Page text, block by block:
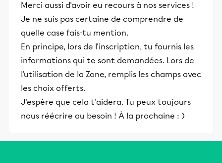
Merci aussi d'avoir eu recours à nos services !
Je ne suis pas certaine de comprendre de
quelle case fais-tu mention.
En principe, lors de l'inscription, tu fournis les
informations qui te sont demandées. Lors de
l'utilisation de la Zone, remplis les champs avec
les choix offerts.
J'espère que cela t'aidera. Tu peux toujours
nous réécrire au besoin ! À la prochaine : )